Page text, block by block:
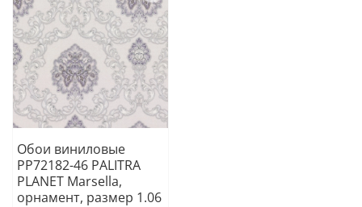
Обои виниловые
PP72182-46 PALITRA
PLANET Marsella,
орнамент, размер 1.06